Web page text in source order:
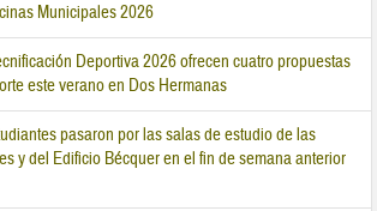
Municipales 2026
Deportiva 2026 ofrecen cuatro propuestas
este verano en Dos Hermanas
pasaron por las salas de estudio de las
y del Edificio Bécquer en el fin de semana anterior